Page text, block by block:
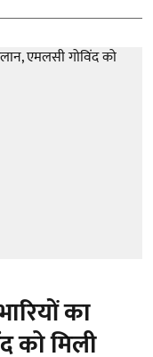
का
को मिली